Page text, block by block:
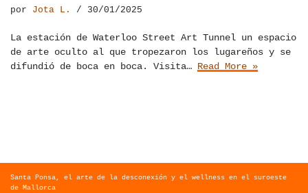
por Jota L. 30/01/2025
La estación de Waterloo Street Art Tunnel un espacio
de arte oculto al que tropezaron los lugareños y se
difundió de boca en boca. Visita… Read More »
Santa Ponsa, el arte de la desconexión y el wellness en el suroeste
de Mallorca